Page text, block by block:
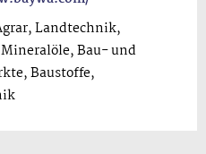
Landtechnik,
Bau- und
Baustoffe,